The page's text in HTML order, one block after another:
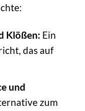
Klößen: Ein
das auf
und
zum